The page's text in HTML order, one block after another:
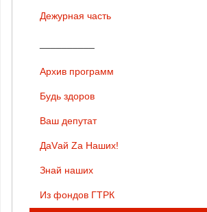
Дежурная часть
Архив программ
Будь здоров
Ваш депутат
ДаVай Zа Наших!
Знай наших
Из фондов ГТРК